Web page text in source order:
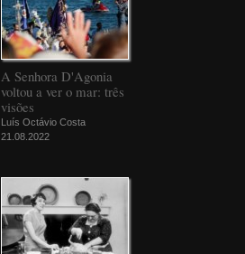
A Senhora D'Agonia
voltou a ver o mar: três
visões
Luís Octávio Costa
21.08.2022